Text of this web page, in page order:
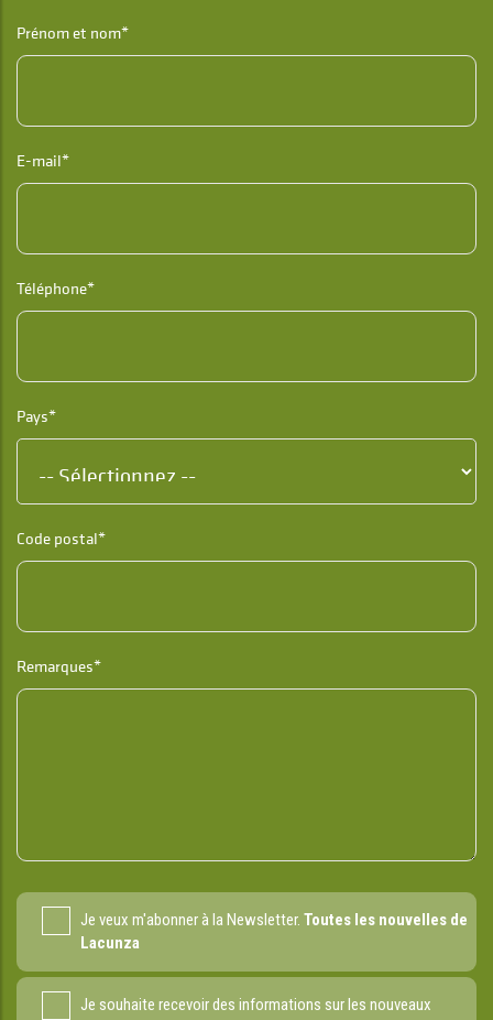
Prénom et nom*
E-mail*
Téléphone*
Pays*
Code postal*
Remarques*
Je veux m'abonner à la Newsletter. Toutes les nouvelles de
Lacunza
Je souhaite recevoir des informations sur les nouveaux